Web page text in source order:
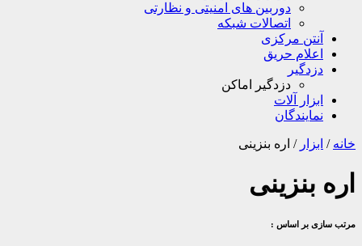
دوربین های امنیتی و نظارتی
اتصالات شبکه
آنتن مرکزی
اعلام حریق
دزدگیر
دزدگیر اماکن
ابزار آلات
نمایندگان
خانه / ابزار / اره بنزینی
اره بنزینی
مرتب سازی بر اساس :